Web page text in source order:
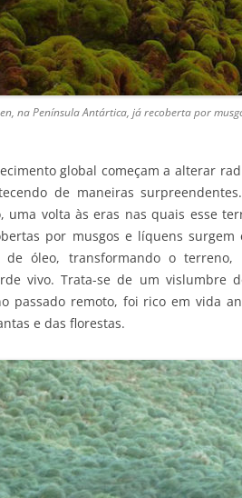
na Península Antártica, já recoberta por
global começam a alterar
de maneiras
uma volta às eras nas quais esse
por musgos e líquens
de óleo, transformando o terreno,
vivo. Trata-se de um vislumbre
passado remoto, foi rico em vida
e das florestas.